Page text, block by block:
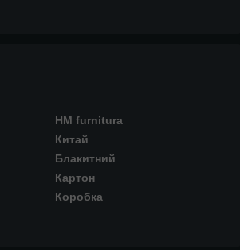
HM furnitura
Китай
Блакитний
Картон
Коробка